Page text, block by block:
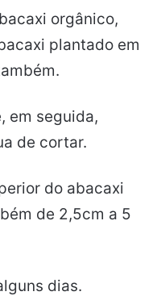
orgânico,
plantado em
em seguida,
de cortar.
do abacaxi
de 2,5cm a 5
dias.